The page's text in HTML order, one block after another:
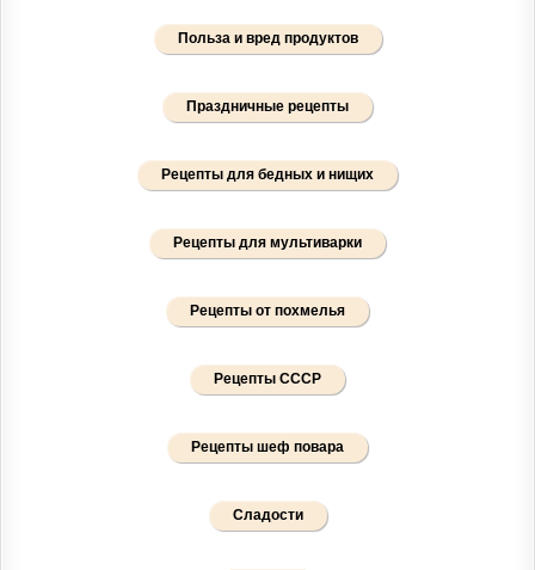
Польза и вред продуктов
Праздничные рецепты
Рецепты для бедных и нищих
Рецепты для мультиварки
Рецепты от похмелья
Рецепты СССР
Рецепты шеф повара
Сладости